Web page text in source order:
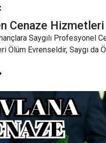
Cenaze Hizmetleri
Saygılı Profesyonel
Ölüm Evrenseldir, Saygı da